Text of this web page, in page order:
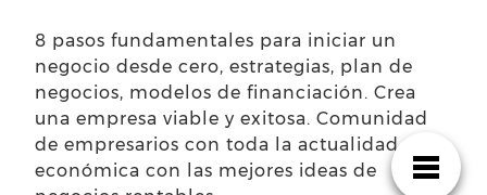
8 pasos fundamentales para iniciar un
negocio desde cero, estrategias, plan de
negocios, modelos de financiación. Crea
una empresa viable y exitosa. Comunidad
de empresarios con toda la actualidad
económica con las mejores ideas de